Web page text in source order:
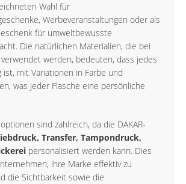
Wahl für
Werbeveranstaltungen oder als
für umweltbewusste
Die natürlichen Materialien, die bei
werden, bedeuten, dass jedes
ist, mit Variationen in Farbe und
was jeder Flasche eine persönliche
sind zahlreich, da die DAKAR-
Transfer, Tampondruck,
personalisiert werden kann. Dies
ihre Marke effektiv zu
die Sichtbarkeit sowie die